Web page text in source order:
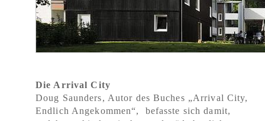
Die Arrival City
Doug Saunders, Autor des Buches „Arrival City,
Endlich Angekommen“, befasste sich damit,